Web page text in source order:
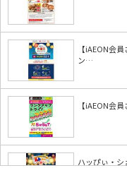
【iAEON会
ン…
【iAEON会
ハッぴぃ・シ